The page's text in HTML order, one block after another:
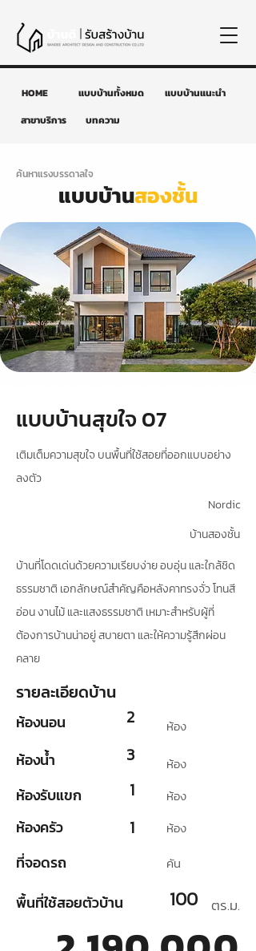
HOME แบบบ้านทั้งหมด
แบบบ้านแนะนำ
สาขาบริการ
บทความ
ค้นหาแรงบรรดาลใจ
แบบบ้านสองชั้น
แบบบ้านสุขใจ 07
เติมเต็มความสุขใจ บนพื้นที่ใช้สอยที่ออกแบบอย่าง
ลงตัว
Nordic
บ้านสองชั้น
บ้านที่โดดเด่นด้วยความเรียบง่าย อบอุ่น และใกล้ชิด
ธรรมชาติ เอกลักษณ์สำคัญคือหลังคาทรงจั่ว โทนสี
อ่อน งานไม้ และแสงธรรมชาติ เหมาะสำหรับผู้ที่
ต้องการบ้านน่าอยู่ สบายตา และให้ความรู้สึกผ่อน
คลาย
รายละเอียดบ้าน
ห้องนอน
ห้องน้ำ
ห้องรับแขก
ห้องครัว
ที่จอดรถ
2
3
1
1
ห้อง
ห้อง
ห้อง
ห้อง
คัน
พื้นที่ใช้สอยตัวบ้าน 100 ตร.ม.